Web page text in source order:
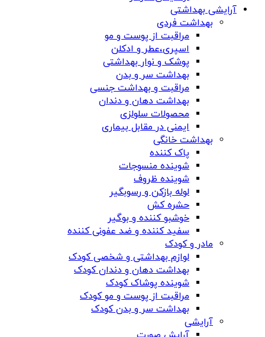
آرایشی بهداشتی
بهداشت فردی
مراقبت از پوست و مو
اسپری،عطر و ادکلن
پوشک و نوار بهداشتی
بهداشت سر و بدن
مراقبت و بهداشت جنسی
بهداشت دهان و دندان
محصولات سلولزی
ایمنی در مقابل بیماری
بهداشت خانگی
پاک کننده
شوینده منسوجات
شوینده ظروف
لوله بازکن و رسوبگیر
حشره کش
خوشبو کننده و بوگیر
سفید کننده و ضد عفونی کننده
مادر و کودک
لوازم بهداشتی و شخصی کودک
بهداشت دهان و دندان کودک
شوینده پوشاک کودک
مراقبت از پوست و مو کودک
بهداشت سر و بدن کودک
آرایشی